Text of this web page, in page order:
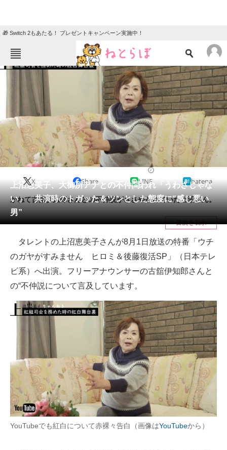
🎁 Switch 2もあたる！ プレゼントキャンペーン実施中！
ねとらぼメニュー
ニュース
クイズ
グルメ 地域
住まい 教育・育児
動物 リサーチ
会員記事
メディア
注目記事を集めた総合ページ
ITの今と未来を見通す
スマホと通信の最新トレンド
進化するPCとデバイスの未来
好きが集まる 比べて選べる
AI活用のいまが分かる
企業ITのトレンドを詳説
経営リーダーのコミュニティ
マーケ×ITの今がよく分かる
上沼恵美子、大御所アナとの不仲問われ「うわさじゃな
い」 共演時のトガッた＆ツンとした態度に“感じ悪い
男”
X Share LINE hatena
かねて古舘伊知郎さんとの不仲説がささやかれていた上沼さん。
目次を表示
タレントの上沼恵美子さんが8月1日放送の特番「ウチ
のガヤがすみません ヒロミ＆後藤復活SP」（日本テレ
ビ系）へ出演。フリーアナウンサーの古舘伊知郎さんと
の“不仲説について言及しています。
YouTubeでも紅白について赤裸々告白（画像はYouTubeから）